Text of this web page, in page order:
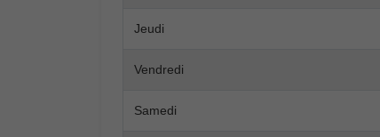
Jeudi
Vendredi
Samedi